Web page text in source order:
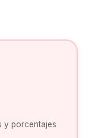
y porcentajes